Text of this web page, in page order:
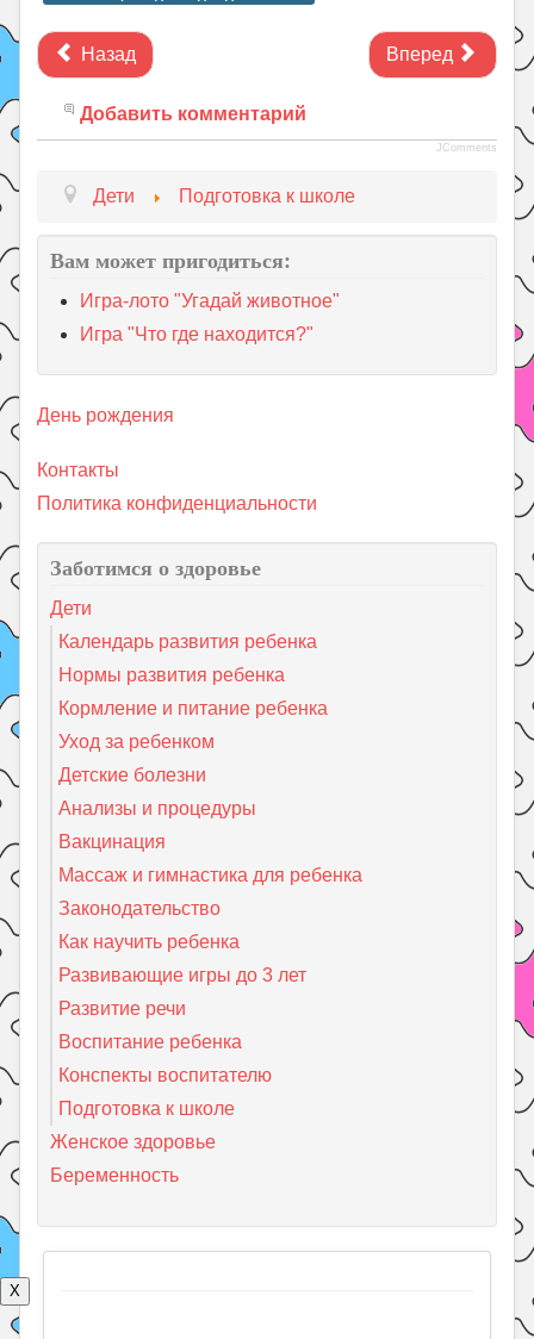
Назад Вперед
Добавить комментарий
JComments
Дети Подготовка к школе
Вам может пригодиться:
Игра-лото "Угадай животное"
Игра "Что где находится?"
День рождения
Контакты
Политика конфиденциальности
Заботимся о здоровье
Дети
Календарь развития ребенка
Нормы развития ребенка
Кормление и питание ребенка
Уход за ребенком
Детские болезни
Анализы и процедуры
Вакцинация
Массаж и гимнастика для ребенка
Законодательство
Как научить ребенка
Развивающие игры до 3 лет
Развитие речи
Воспитание ребенка
Конспекты воспитателю
Подготовка к школе
Женское здоровье
Беременность
X